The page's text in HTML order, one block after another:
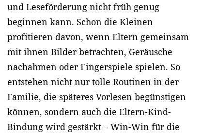
und Leseförderung nicht früh genug
beginnen kann. Schon die Kleinen
profitieren davon, wenn Eltern gemeinsam
mit ihnen Bilder betrachten, Geräusche
nachahmen oder Fingerspiele spielen. So
entstehen nicht nur tolle Routinen in der
Familie, die späteres Vorlesen begünstigen
können, sondern auch die Eltern-Kind-
Bindung wird gestärkt – Win-Win für die